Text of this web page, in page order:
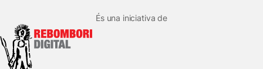
És una iniciativa de